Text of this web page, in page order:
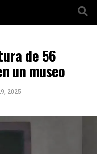
de 56
un museo
2025